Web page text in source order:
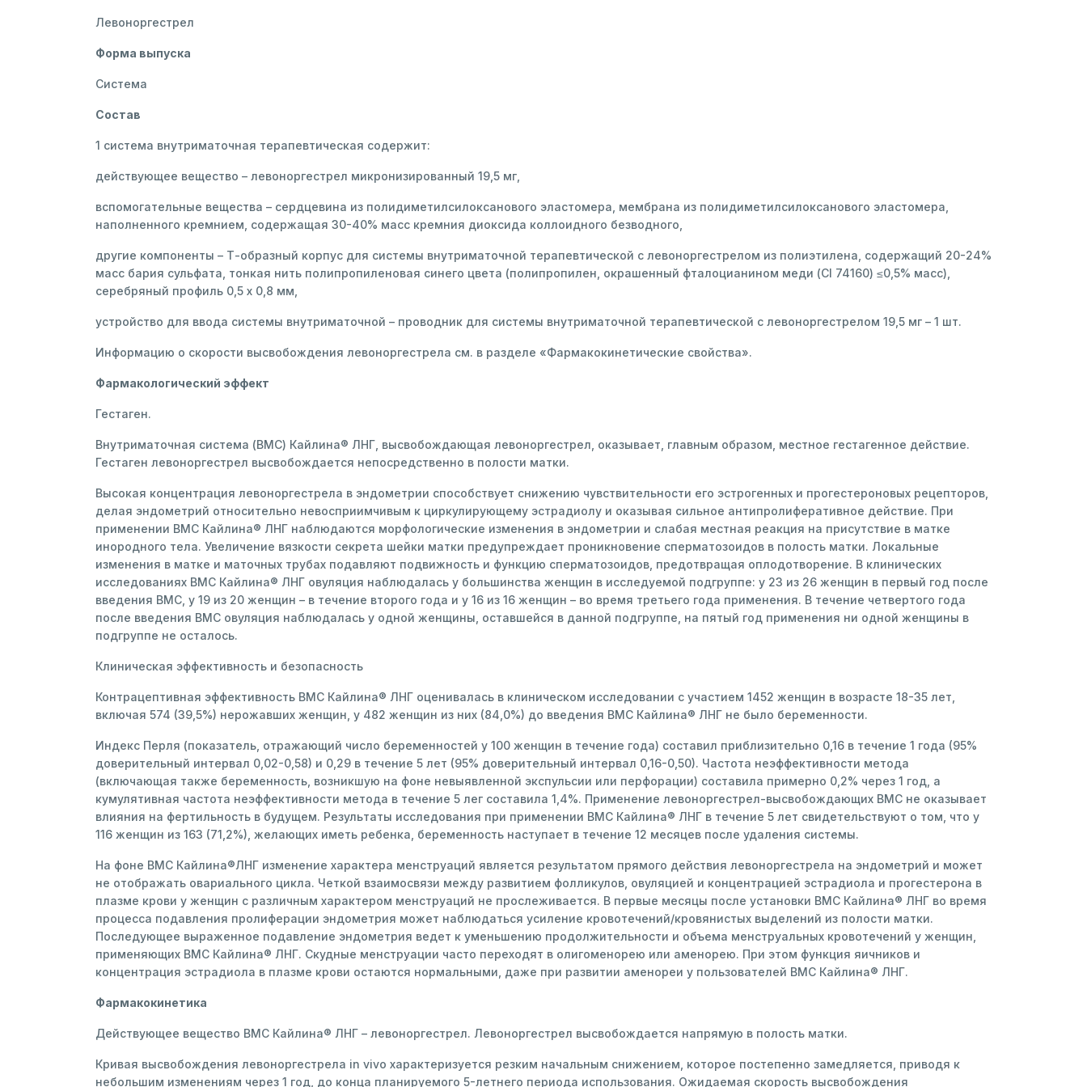
Левоноргестрел
Форма выпуска
Система
Состав
1 система внутриматочная терапевтическая содержит:
действующее вещество – левоноргестрел микронизированный 19,5 мг,
вспомогательные вещества – сердцевина из полидиметилсилоксанового эластомера, мембрана из полидиметилсилоксанового эластомера,
наполненного кремнием, содержащая 30-40% масс кремния диоксида коллоидного безводного,
другие компоненты – Т-образный корпус для системы внутриматочной терапевтической с левоноргестрелом из полиэтилена, содержащий 20-24%
масс бария сульфата, тонкая нить полипропиленовая синего цвета (полипропилен, окрашенный фталоцианином меди (СI 74160) ≤0,5% масс),
серебряный профиль 0,5 х 0,8 мм,
устройство для ввода системы внутриматочной – проводник для системы внутриматочной терапевтической с левоноргестрелом 19,5 мг – 1 шт.
Информацию о скорости высвобождения левоноргестрела см. в разделе «Фармакокинетические свойства».
Фармакологический эффект
Гестаген.
Внутриматочная система (ВМС) Кайлина® ЛНГ, высвобождающая левоноргестрел, оказывает, главным образом, местное гестагенное действие.
Гестаген левоноргестрел высвобождается непосредственно в полости матки.
Высокая концентрация левоноргестрела в эндометрии способствует снижению чувствительности его эстрогенных и прогестероновых рецепторов,
делая эндометрий относительно невосприимчивым к циркулирующему эстрадиолу и оказывая сильное антипролиферативное действие. При
применении ВМС Кайлина® ЛНГ наблюдаются морфологические изменения в эндометрии и слабая местная реакция на присутствие в матке
инородного тела. Увеличение вязкости секрета шейки матки предупреждает проникновение сперматозоидов в полость матки. Локальные
изменения в матке и маточных трубах подавляют подвижность и функцию сперматозоидов, предотвращая оплодотворение. В клинических
исследованиях ВМС Кайлина® ЛНГ овуляция наблюдалась у большинства женщин в исследуемой подгруппе: у 23 из 26 женщин в первый год после
введения ВМС, у 19 из 20 женщин – в течение второго года и у 16 из 16 женщин – во время третьего года применения. В течение четвертого года
после введения ВМС овуляция наблюдалась у одной женщины, оставшейся в данной подгруппе, на пятый год применения ни одной женщины в
подгруппе не осталось.
Клиническая эффективность и безопасность
Контрацептивная эффективность ВМС Кайлина® ЛНГ оценивалась в клиническом исследовании с участием 1452 женщин в возрасте 18-35 лет,
включая 574 (39,5%) нерожавших женщин, у 482 женщин из них (84,0%) до введения ВМС Кайлина® ЛНГ не было беременности.
Индекс Перля (показатель, отражающий число беременностей у 100 женщин в течение года) составил приблизительно 0,16 в течение 1 года (95%
доверительный интервал 0,02-0,58) и 0,29 в течение 5 лет (95% доверительный интервал 0,16-0,50). Частота неэффективности метода
(включающая также беременность, возникшую на фоне невыявленной экспульсии или перфорации) составила примерно 0,2% через 1 год, а
кумулятивная частота неэффективности метода в течение 5 лег составила 1,4%. Применение левоноргестрел-высвобождающих ВМС не оказывает
влияния на фертильность в будущем. Результаты исследования при применении ВМС Кайлина® ЛНГ в течение 5 лет свидетельствуют о том, что у
116 женщин из 163 (71,2%), желающих иметь ребенка, беременность наступает в течение 12 месяцев после удаления системы.
На фоне ВМС Кайлина®ЛНГ изменение характера менструаций является результатом прямого действия левоноргестрела на эндометрий и может
не отображать овариального цикла. Четкой взаимосвязи между развитием фолликулов, овуляцией и концентрацией эстрадиола и прогестерона в
плазме крови у женщин с различным характером менструаций не прослеживается. В первые месяцы после установки ВМС Кайлина® ЛНГ во время
процесса подавления пролиферации эндометрия может наблюдаться усиление кровотечений/кровянистых выделений из полости матки.
Последующее выраженное подавление эндометрия ведет к уменьшению продолжительности и объема менструальных кровотечений у женщин,
применяющих ВМС Кайлина® ЛНГ. Скудные менструации часто переходят в олигоменорею или аменорею. При этом функция яичников и
концентрация эстрадиола в плазме крови остаются нормальными, даже при развитии аменореи у пользователей ВМС Кайлина® ЛНГ.
Фармакокинетика
Действующее вещество ВМС Кайлина® ЛНГ – левоноргестрел. Левоноргестрел высвобождается напрямую в полость матки.
Кривая высвобождения левоноргестрела in vivo характеризуется резким начальным снижением, которое постепенно замедляется, приводя к
небольшим изменениям через 1 год, до конца планируемого 5-летнего периода использования. Ожидаемая скорость высвобождения